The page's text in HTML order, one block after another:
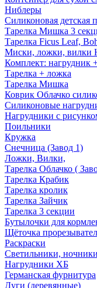
Ниблеры
Силиконовая детская
Тарелка Мишка 3
Тарелка Ficus Leaf,
Миски, ложки,
Комплект: нагрудник
Тарелка + ложка
Тарелка Мишка
Коврик Облачко
Силиконовые
Нагрудники с
Поильники
Кружка
Снечница (Завод 1)
Ложки, Вилки,
Тарелка Облачко (
Тарелка Крабик
Тарелка кролик
Тарелка Зайчик
Тарелка 3 секции
Бутылочки для
Щёточка
Раскраски
Светильники,
Нагрудники ХБ
Германская фурнитура
Дуги (деревянные)